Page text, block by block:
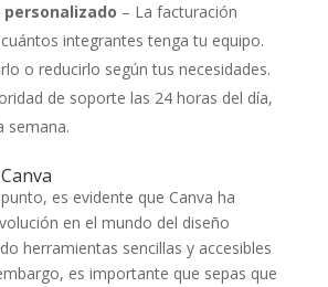
– La facturación
integrantes tenga tu equipo.
o reducirlo según tus necesidades.
de soporte las 24 horas del día,
semana.
es evidente que Canva ha
en el mundo del diseño
herramientas sencillas y accesibles
es importante que sepas que